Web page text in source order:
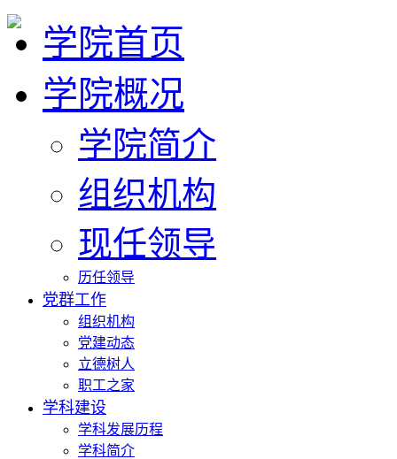
学院首页
学院概况
学院简介
组织机构
现任领导
历任领导
党群工作
组织机构
党建动态
立德树人
职工之家
学科建设
学科发展历程
学科简介